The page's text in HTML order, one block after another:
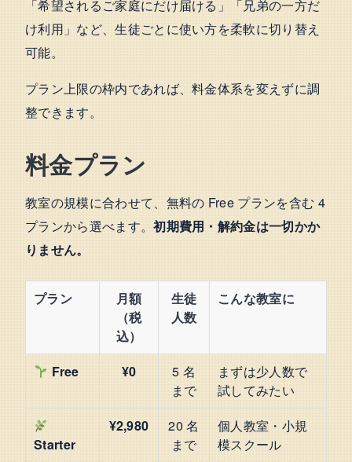
「希望されるご家庭にだけ届ける」「兄弟の一方だ
け利用」など、生徒ごとに使い方を柔軟に切り替え
可能。
プラン上限の枠内であれば、料金体系を変えずに調
整できます。
料金プラン
教室の規模に合わせて、無料の Free プランを含む 4
プランから選べます。初期費用・解約金は一切かか
りません。
プラン
月額
（税
込）
生徒
人数
こんな教室に
Free ¥0
5 名
まで
まずは少人数で
試してみたい
Starter
¥2,980
20 名
まで
個人教室・小規
模スクール